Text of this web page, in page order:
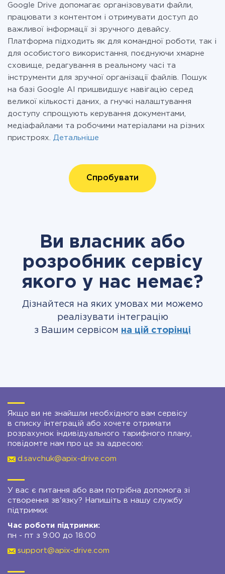
Google Drive допомагає організовувати файли,
працювати з контентом і отримувати доступ до
важливої інформації зі зручного девайсу.
Платформа підходить як для командної роботи, так і
для особистого використання, поєднуючи хмарне
сховище, редагування в реальному часі та
інструменти для зручної організації файлів. Пошук
на базі Google AI пришвидшує навігацію серед
великої кількості даних, а гнучкі налаштування
доступу спрощують керування документами,
медіафайлами та робочими матеріалами на різних
пристроях. Детальніше
Спробувати
Ви власник або
розробник сервісу
якого у нас немає?
Дізнайтеся на яких умовах ми можемо
реалізувати інтеграцію
з Вашим сервісом на цій сторінці
Якщо ви не знайшли необхідного вам сервісу
в списку інтеграцій або хочете отримати
розрахунок індивідуального тарифного плану,
повідомте нам про це за адресою:
d.savchuk@apix-drive.com
У вас є питання або вам потрібна допомога зі
створення зв'язку? Напишіть в нашу службу
підтримки:
Час роботи підтримки:
пн - пт з 9:00 до 18:00
support@apix-drive.com